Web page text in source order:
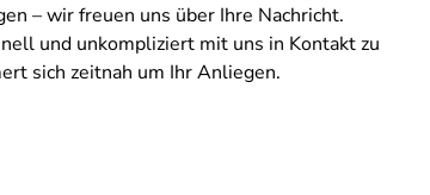
– wir freuen uns über Ihre Nachricht.
und unkompliziert mit uns in Kontakt zu
sich zeitnah um Ihr Anliegen.